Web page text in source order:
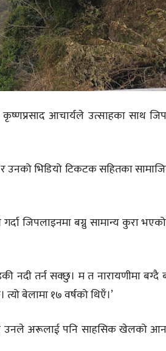
आचार्यले उत्साहका साथ
भिडियो टिकटक सहितका
जिपलाइनमा बग्नु सामान्य कुरा
नदी तर्न सक्छु। म त नारायणीमा बग्दै
बेलामा १७ वर्षको थिएँ।’
उनले अरूलाई पनि साहसिक खेलको